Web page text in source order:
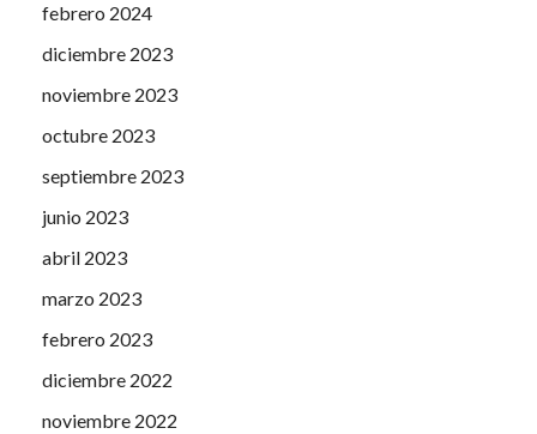
febrero 2024
diciembre 2023
noviembre 2023
octubre 2023
septiembre 2023
junio 2023
abril 2023
marzo 2023
febrero 2023
diciembre 2022
noviembre 2022